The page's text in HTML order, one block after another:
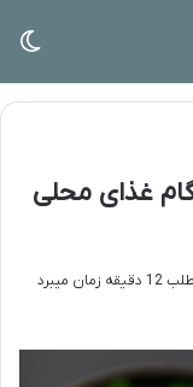
غذای محلی
میبرد